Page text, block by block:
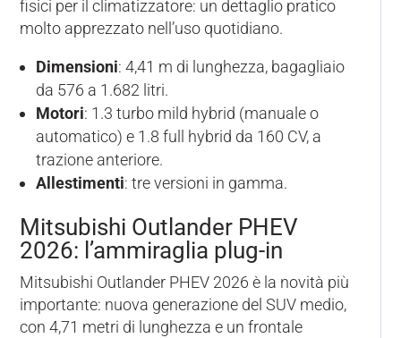
fisici per il climatizzatore: un dettaglio pratico
molto apprezzato nell’uso quotidiano.
Dimensioni: 4,41 m di lunghezza, bagagliaio
da 576 a 1.682 litri.
Motori: 1.3 turbo mild hybrid (manuale o
automatico) e 1.8 full hybrid da 160 CV, a
trazione anteriore.
Allestimenti: tre versioni in gamma.
Mitsubishi Outlander PHEV
2026: l’ammiraglia plug-in
Mitsubishi Outlander PHEV 2026 è la novità più
importante: nuova generazione del SUV medio,
con 4,71 metri di lunghezza e un frontale